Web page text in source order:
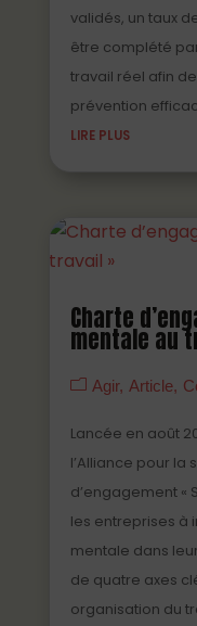
validés, un taux
être complété
travail réel afin
prévention
LIRE PLUS
Charte
mentale au
Agir Article
Lancée en août
l’Alliance pour la
d’engagement «
les entreprises à
mentale dans
de quatre axes
organisation du